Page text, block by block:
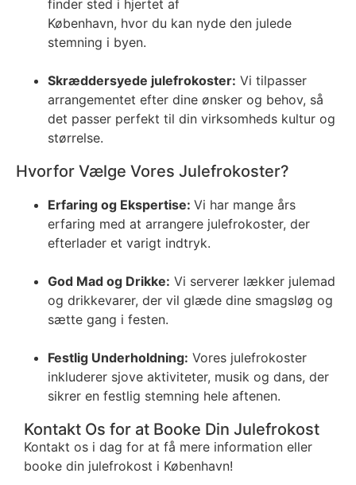
finder sted i hjertet af
København, hvor du kan nyde den julede
stemning i byen.
Skræddersyede julefrokoster: Vi tilpasser
arrangementet efter dine ønsker og behov, så
det passer perfekt til din virksomheds kultur og
størrelse.
Hvorfor Vælge Vores Julefrokoster?
Erfaring og Ekspertise: Vi har mange års
erfaring med at arrangere julefrokoster, der
efterlader et varigt indtryk.
God Mad og Drikke: Vi serverer lækker julemad
og drikkevarer, der vil glæde dine smagsløg og
sætte gang i festen.
Festlig Underholdning: Vores julefrokoster
inkluderer sjove aktiviteter, musik og dans, der
sikrer en festlig stemning hele aftenen.
Kontakt Os for at Booke Din Julefrokost
Kontakt os i dag for at få mere information eller
booke din julefrokost i København!